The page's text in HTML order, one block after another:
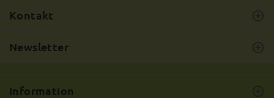
Kontakt
Newsletter
Information